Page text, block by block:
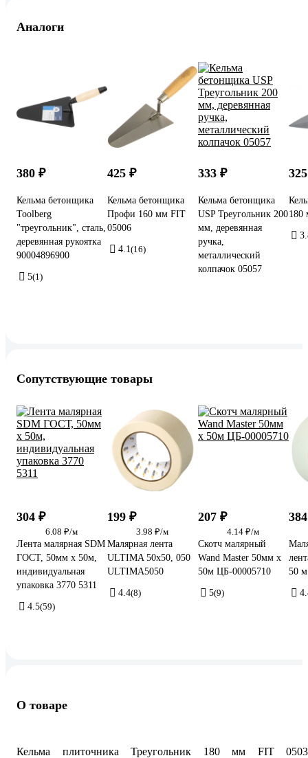
Аналоги
380 ₽
Кельма бетонщика
Toolberg
"треугольник", сталь,
деревянная рукоятка
90004896900
5(1)
425 ₽
Кельма бетонщика
Профи 160 мм FIT
05006
4.1 (16)
333 ₽
Кельма бетонщика
USP Треугольник 200
мм, деревянная
ручка,
металлический
колпачок 05057
180
Сопутствующие товары
304 ₽
6.08 ₽/м
Лента малярная SDM
ГОСТ, 50мм х 50м,
индивидуальная
упаковка 3770 5311
4.5(59)
199 ₽
3.98 ₽/м
Малярная лента
ULTIMA 50x50, 050
ULTIMA5050
4.4(8)
207 ₽
4.14 ₽/м
Скотч малярный
Wand Master 50мм х
50м ЦБ-00005710
5(9)
50 м
О товаре
Кельма плиточника Треугольник 180 мм FIT